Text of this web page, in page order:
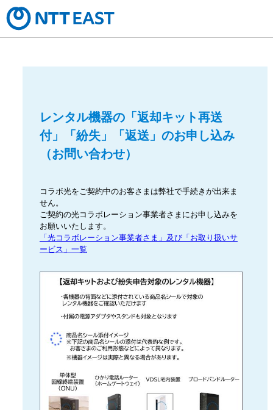
レンタル機器の「返却キット再送
付」「紛失」「返送」のお申し込み
（お問い合わせ）
コラボ光をご契約中のお客さまは弊社で手続きが出来ま
せん。
ご契約の光コラボレーション事業者さまにお申し込みを
お願いいたします。
「光コラボレーション事業者さま」及び「お取り扱いサ
ービス」一覧